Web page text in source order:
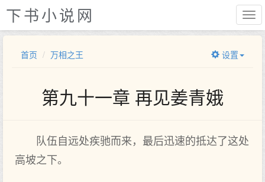
下书小说网
首页 万相之王 设置
第九十一章 再见姜青娥
队伍自远处疾驰而来，最后迅速的抵达了这处
高坡之下。